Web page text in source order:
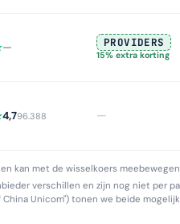
onduidelijk, meer info
— PROVIDERS
15% extra korting
info onduidelijk, meer info
4,796.388 —
kan met de wisselkoers
verschillen en zijn nog niet per
Unicom") tonen we beide